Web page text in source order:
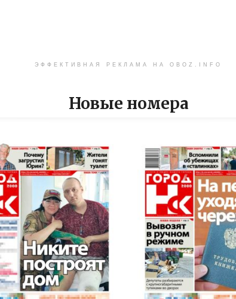
ЭФФЕКТИВНАЯ РЕКЛАМА НА OBOZ.INFO
Новые номера